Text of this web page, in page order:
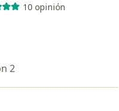
10 opinión
2